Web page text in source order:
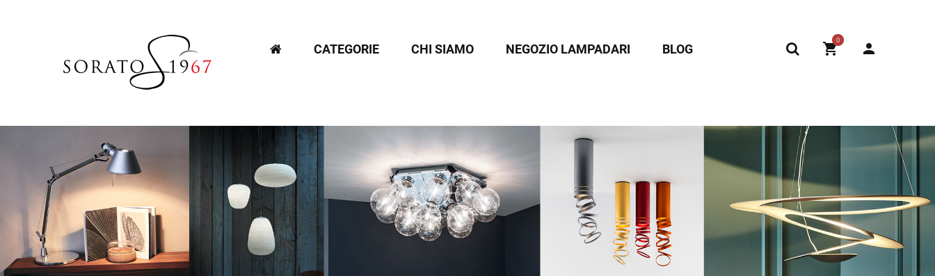
0
CATEGORIE CHI SIAMO NEGOZIO LAMPADARI BLOG